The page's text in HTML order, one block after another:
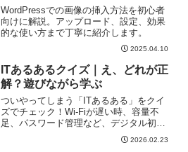
WordPressでの画像の挿入方法を初心者
向けに解説。アップロード、設定、効果
的な使い方まで丁寧に紹介します。
2025.04.10
ITあるあるクイズ｜え、どれが正
解？遊びながら学ぶ
ついやってしまう「ITあるある」をクイ
ズでチェック！Wi-Fiが遅い時、容量不
足、パスワード管理など、デジタル初心
者さんでも楽しく学べるITミニクイズで
す。スキマ時間でサクッと挑戦♪
2026.02.23